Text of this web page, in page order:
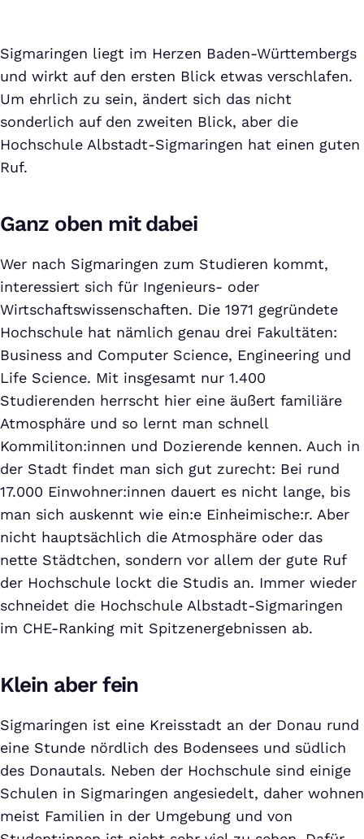
Sigmaringen liegt im Herzen Baden-Württembergs
und wirkt auf den ersten Blick etwas verschlafen.
Um ehrlich zu sein, ändert sich das nicht
sonderlich auf den zweiten Blick, aber die
Hochschule Albstadt-Sigmaringen hat einen guten
Ruf.
Ganz oben mit dabei
Wer nach Sigmaringen zum Studieren kommt,
interessiert sich für Ingenieurs- oder
Wirtschaftswissenschaften. Die 1971 gegründete
Hochschule hat nämlich genau drei Fakultäten:
Business and Computer Science, Engineering und
Life Science. Mit insgesamt nur 1.400
Studierenden herrscht hier eine äußert familiäre
Atmosphäre und so lernt man schnell
Kommiliton:innen und Dozierende kennen. Auch in
der Stadt findet man sich gut zurecht: Bei rund
17.000 Einwohner:innen dauert es nicht lange, bis
man sich auskennt wie ein:e Einheimische:r. Aber
nicht hauptsächlich die Atmosphäre oder das
nette Städtchen, sondern vor allem der gute Ruf
der Hochschule lockt die Studis an. Immer wieder
schneidet die Hochschule Albstadt-Sigmaringen
im CHE-Ranking mit Spitzenergebnissen ab.
Klein aber fein
Sigmaringen ist eine Kreisstadt an der Donau rund
eine Stunde nördlich des Bodensees und südlich
des Donautals. Neben der Hochschule sind einige
Schulen in Sigmaringen angesiedelt, daher wohnen
meist Familien in der Umgebung und von